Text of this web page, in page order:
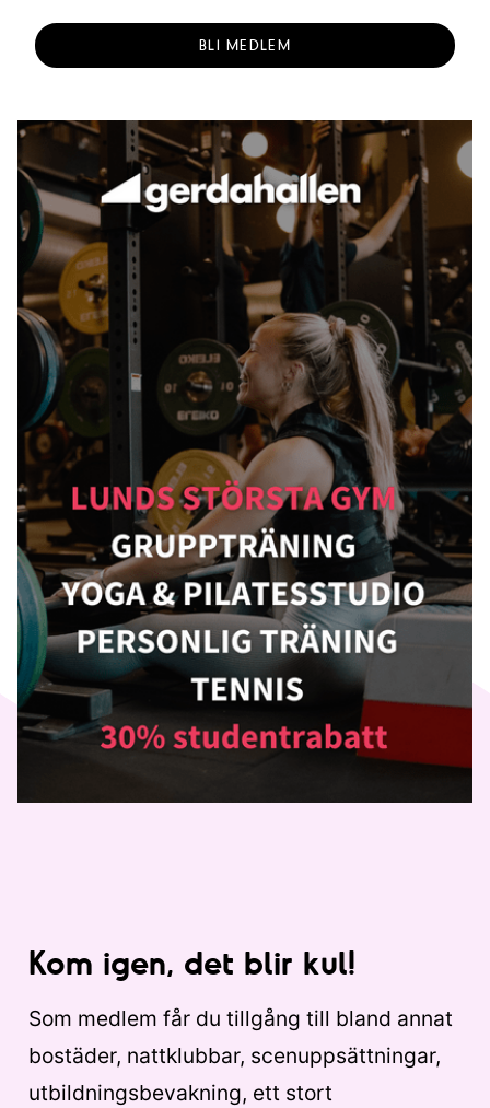
BLI MEDLEM
Kom igen, det blir kul!
Som medlem får du tillgång till bland annat
bostäder, nattklubbar, scenuppsättningar,
utbildningsbevakning, ett stort